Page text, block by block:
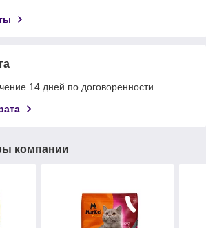
14 дней по договоренности
компании